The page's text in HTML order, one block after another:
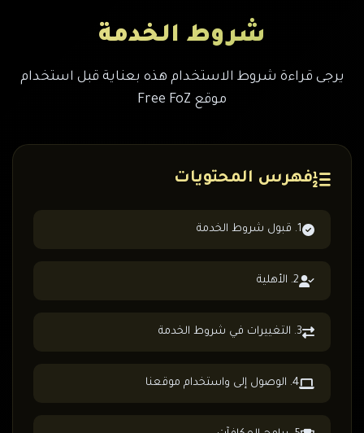
شروط الخدمة
يرجى قراءة شروط الاستخدام هذه بعناية قبل استخدام
موقع Free FoZ
فهرس المحتويات
1. قبول شروط الخدمة
2. الأهلية
3. التغييرات في شروط الخدمة
4. الوصول إلى واستخدام موقعنا